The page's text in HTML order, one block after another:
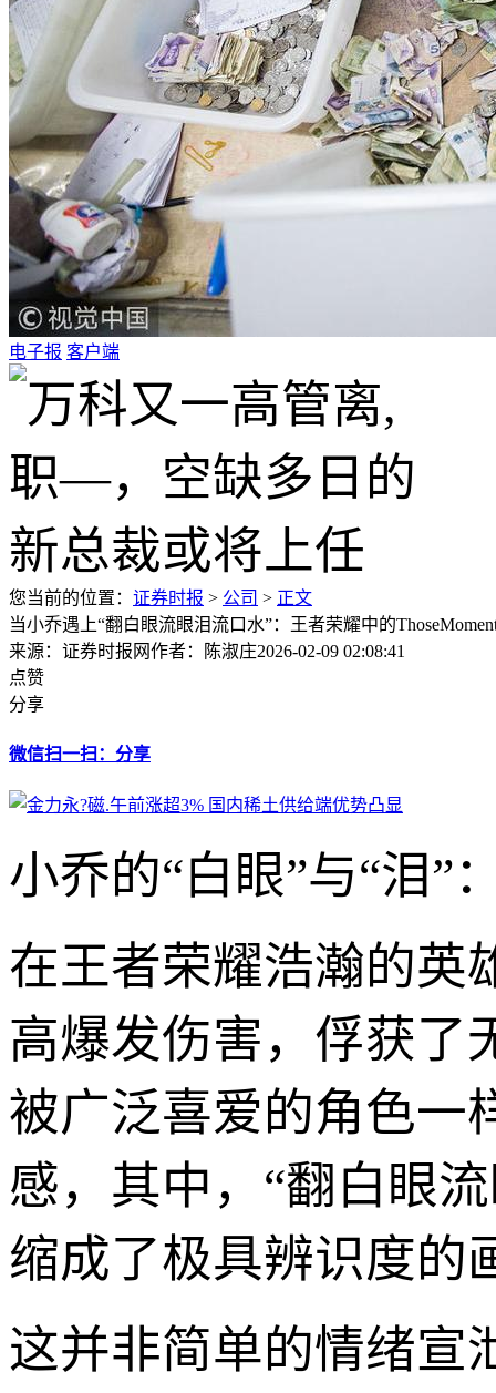
电子报 客户端
您当前的位置： 证券时报 > 公司 > 正文
当小乔遇上“翻白眼流眼泪流口水”：王者荣耀中的
来源：证券时报网作者：陈淑庄2026-02-09 02:08:41
点赞
分享
微信扫一扫：分享
小乔的“白眼”与“泪”
在王者荣耀浩瀚的英
高爆发伤害，俘获了
被广泛喜爱的角色一
感，其中，“翻白眼
缩成了极具辨识度的
这并非简单的情绪宣